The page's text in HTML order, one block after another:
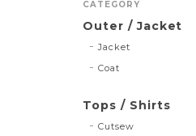
CATEGORY
Outer / Jacket
Jacket
Coat
Tops / Shirts
Cutsew